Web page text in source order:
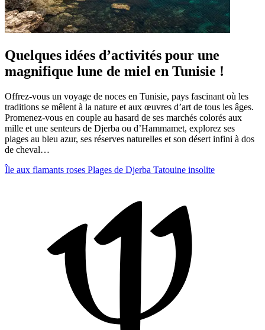
Quelques idées d’activités pour une
magnifique lune de miel en Tunisie !
Offrez-vous un voyage de noces en Tunisie, pays fascinant où les
traditions se mêlent à la nature et aux œuvres d’art de tous les âges.
Promenez-vous en couple au hasard de ses marchés colorés aux
mille et une senteurs de Djerba ou d’Hammamet, explorez ses
plages au bleu azur, ses réserves naturelles et son désert infini à dos
de cheval…
Île aux flamants roses Plages de Djerba Tatouine insolite